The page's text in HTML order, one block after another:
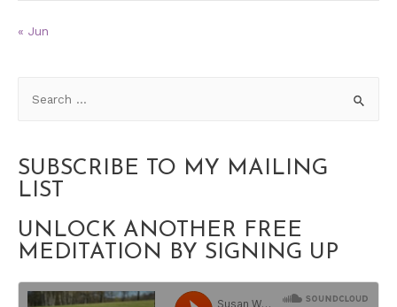
« Jun
SUBSCRIBE TO MY MAILING
LIST
UNLOCK ANOTHER FREE
MEDITATION BY SIGNING UP